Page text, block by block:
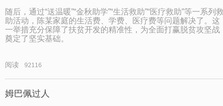
随后，通过“送温暖”“金秋助学”“生活救助”“医疗救助”等一系列
助活动，陈某家庭的生活费、学费、医疗费等问题解决了。这
一举措充分保障了扶贫开发的精准性，为全面打赢脱贫攻坚战
奠定了坚实基础。
阅读 92116
姆巴佩过人